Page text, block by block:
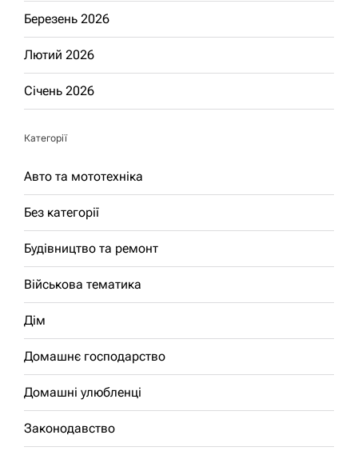
Березень 2026
Лютий 2026
Січень 2026
Категорії
Авто та мототехніка
Без категорії
Будівництво та ремонт
Військова тематика
Дім
Домашнє господарство
Домашні улюбленці
Законодавство